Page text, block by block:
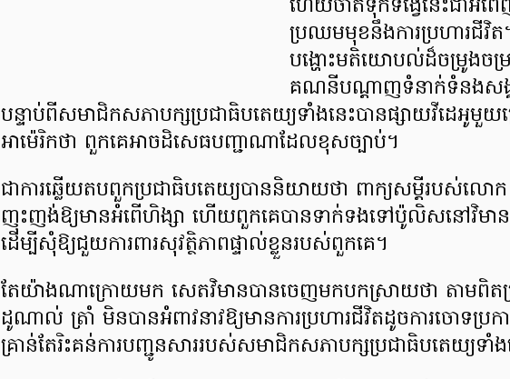
ហើយចាត់ទុកទង្វើនេះជាអំ
ប្រឈមមុខនឹងការប្រហារជីវិ
បង្ហោះមតិយោបល់ដ៏ចម្រូងចម្
គណនីបណ្ដាញទំនាក់ទំនងស
បន្ទាប់ពីសមាជិកសភាបក្សប្រជាធិបតេយ្យទាំងនេះបានផ្សាយវីដេអូមួ
អាម៉េរិកថា ពួកគេអាចដិសេធបញ្ជាណាដែលខុសច្បាប់។
ជាការឆ្លើយតបពួកប្រជាធិបតេយ្យបាននិយាយថា ពាក្យសម្ដីរបស់ល
ញុះញង់ឱ្យមានអំពើហិង្សា ហើយពួកគេបានទាក់ទងទៅប៉ូលិសនៅវិមា
ដើម្បីសុំឱ្យជួយការពារសុវត្ថិភាពផ្ទាល់ខ្លួនរបស់ពួកគេ។
តែយ៉ាងណាក្រោយមក សេតវិមានបានចេញមកបកស្រាយថា តាមពិត
ដូណាល់ ត្រាំ មិនបានអំពាវនាវឱ្យមានការប្រហារជីវិតដូចការចោទប្រក
គ្រាន់តែរិះគន់ការបញ្ជូនសាររបស់សមាជិកសភាបក្សប្រជាធិបតេយ្យទាំ